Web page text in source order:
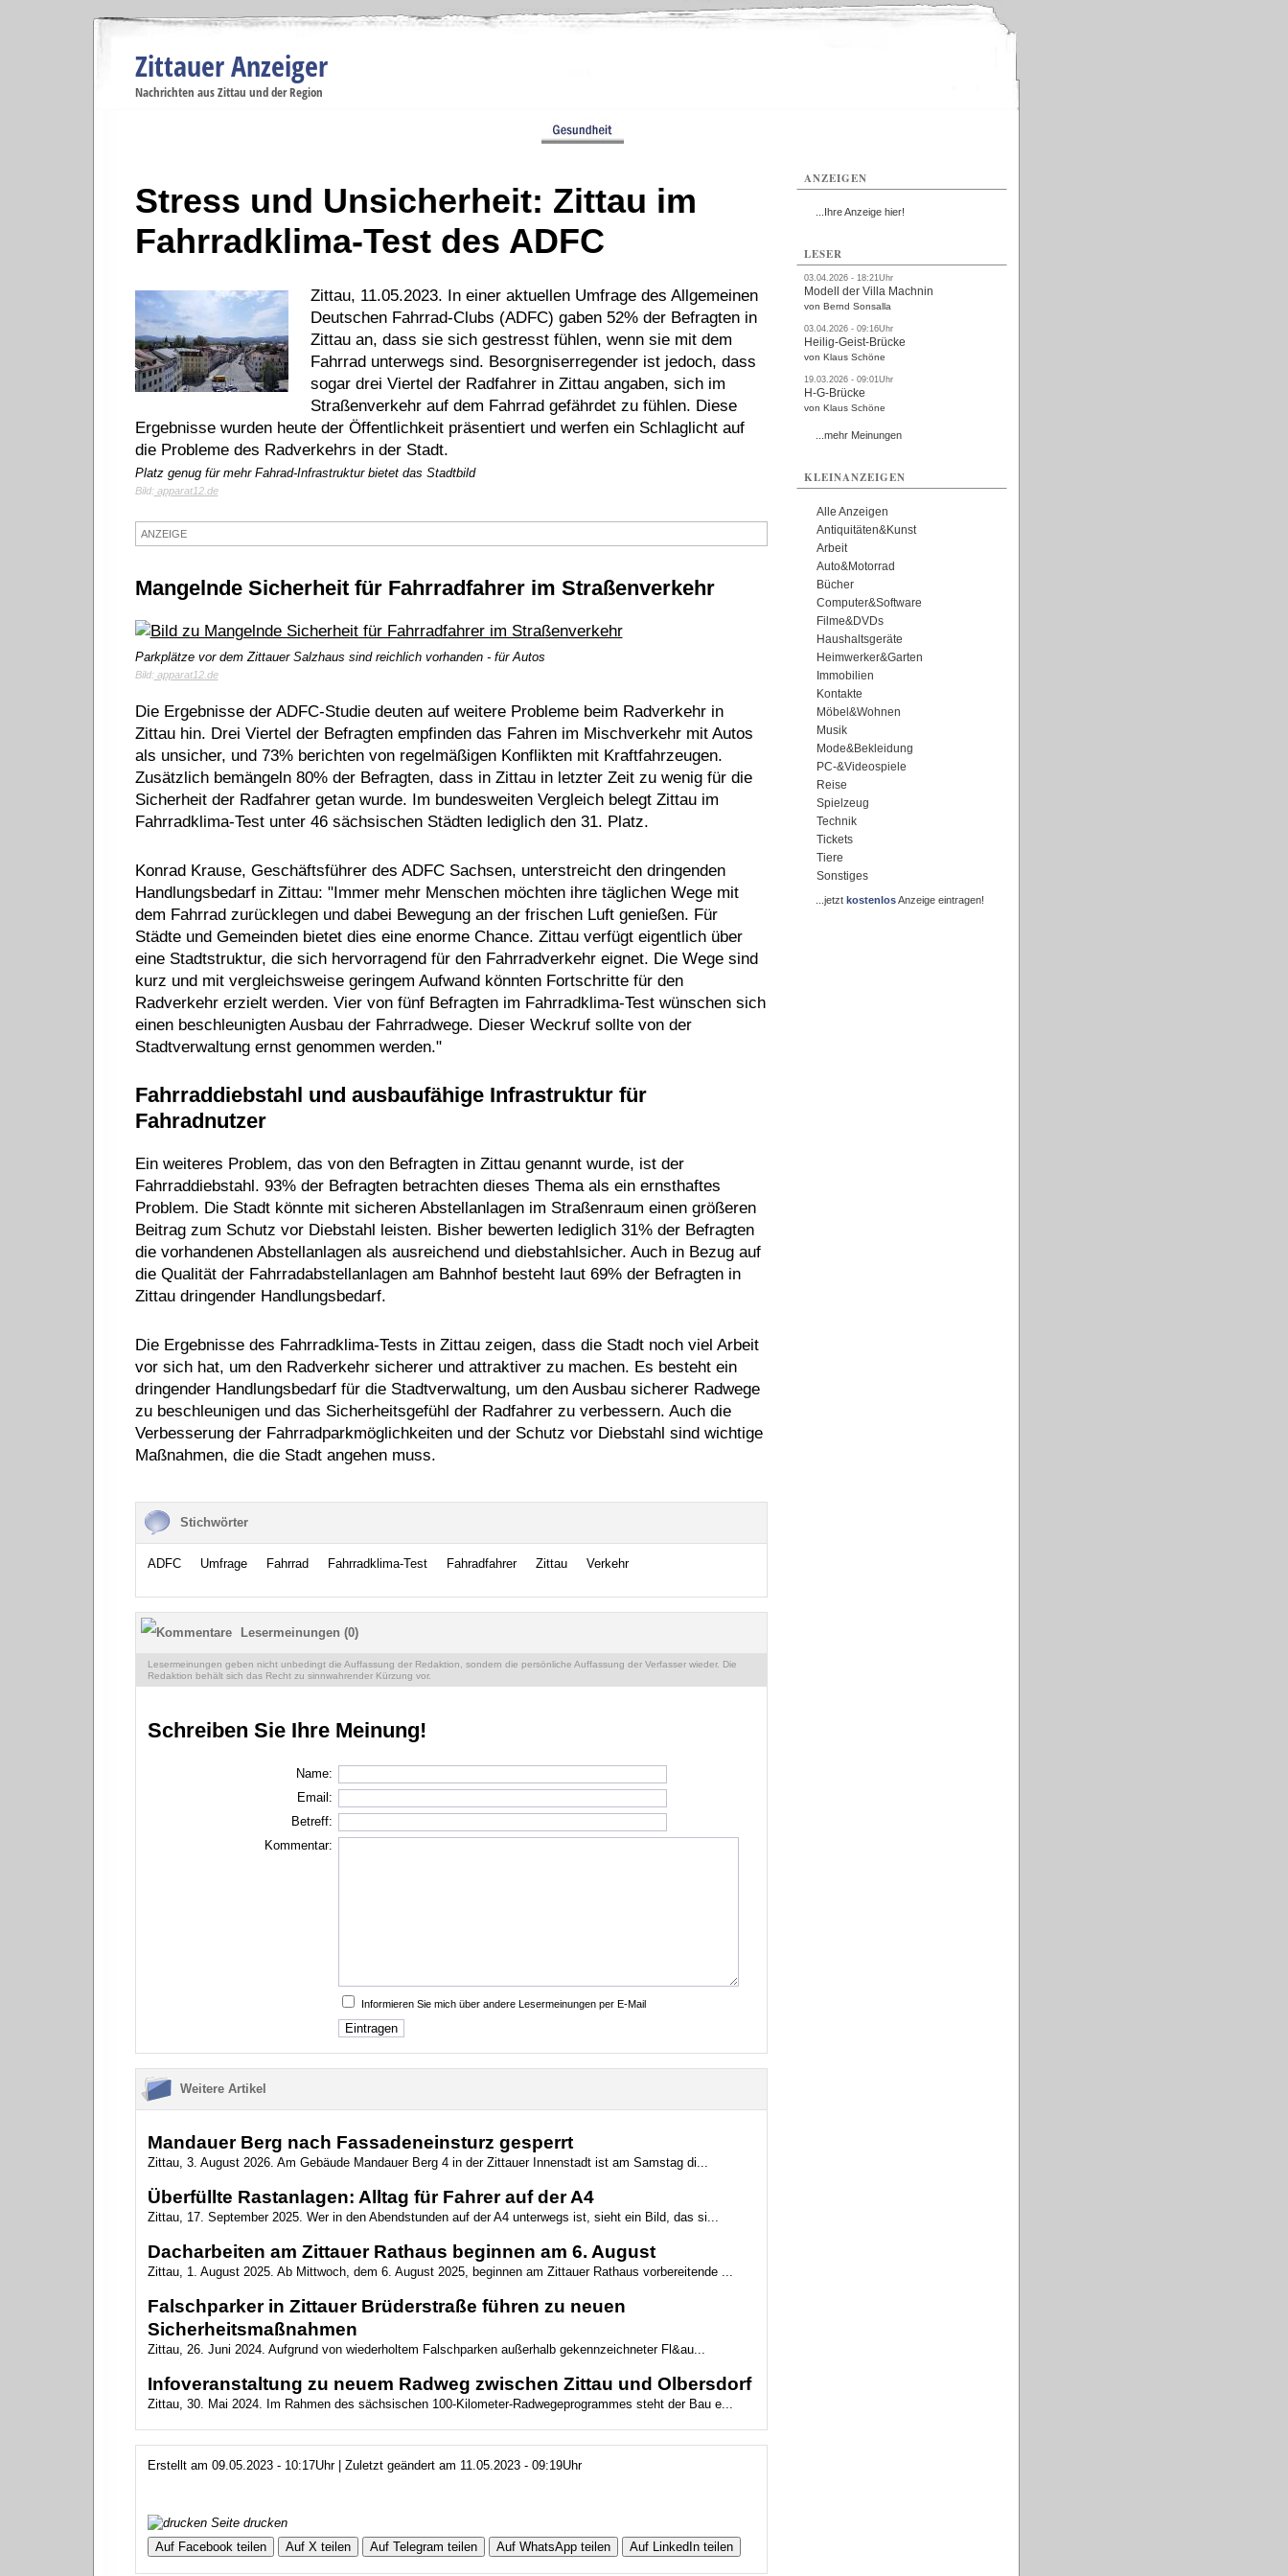
Zittauer Anzeiger
Nachrichten aus Zittau und der Region
Stress und Unsicherheit: Zittau im
Fahrradklima-Test des ADFC
Zittau, 11.05.2023. In einer aktuellen Umfrage des Allgemeinen
Deutschen Fahrrad-Clubs (ADFC) gaben 52% der Befragten in
Zittau an, dass sie sich gestresst fühlen, wenn sie mit dem
Fahrrad unterwegs sind. Besorgniserregender ist jedoch, dass
sogar drei Viertel der Radfahrer in Zittau angaben, sich im
Straßenverkehr auf dem Fahrrad gefährdet zu fühlen. Diese
Ergebnisse wurden heute der Öffentlichkeit präsentiert und werfen ein Schlaglicht auf
die Probleme des Radverkehrs in der Stadt.
Platz genug für mehr Fahrad-Infrastruktur bietet das Stadtbild
Bild:apparat12.de
ANZEIGE
Mangelnde Sicherheit für Fahrradfahrer im Straßenverkehr
Parkplätze vor dem Zittauer Salzhaus sind reichlich vorhanden - für Autos
Bild:apparat12.de
Die Ergebnisse der ADFC-Studie deuten auf weitere Probleme beim Radverkehr in
Zittau hin. Drei Viertel der Befragten empfinden das Fahren im Mischverkehr mit Autos
als unsicher, und 73% berichten von regelmäßigen Konflikten mit Kraftfahrzeugen.
Zusätzlich bemängeln 80% der Befragten, dass in Zittau in letzter Zeit zu wenig für die
Sicherheit der Radfahrer getan wurde. Im bundesweiten Vergleich belegt Zittau im
Fahrradklima-Test unter 46 sächsischen Städten lediglich den 31. Platz.
Konrad Krause, Geschäftsführer des ADFC Sachsen, unterstreicht den dringenden
Handlungsbedarf in Zittau: "Immer mehr Menschen möchten ihre täglichen Wege mit
dem Fahrrad zurücklegen und dabei Bewegung an der frischen Luft genießen. Für
Städte und Gemeinden bietet dies eine enorme Chance. Zittau verfügt eigentlich über
eine Stadtstruktur, die sich hervorragend für den Fahrradverkehr eignet. Die Wege sind
kurz und mit vergleichsweise geringem Aufwand könnten Fortschritte für den
Radverkehr erzielt werden. Vier von fünf Befragten im Fahrradklima-Test wünschen sich
einen beschleunigten Ausbau der Fahrradwege. Dieser Weckruf sollte von der
Stadtverwaltung ernst genommen werden."
Fahrraddiebstahl und ausbaufähige Infrastruktur für
Fahradnutzer
Ein weiteres Problem, das von den Befragten in Zittau genannt wurde, ist der
Fahrraddiebstahl. 93% der Befragten betrachten dieses Thema als ein ernsthaftes
Problem. Die Stadt könnte mit sicheren Abstellanlagen im Straßenraum einen größeren
Beitrag zum Schutz vor Diebstahl leisten. Bisher bewerten lediglich 31% der Befragten
die vorhandenen Abstellanlagen als ausreichend und diebstahlsicher. Auch in Bezug auf
die Qualität der Fahrradabstellanlagen am Bahnhof besteht laut 69% der Befragten in
Zittau dringender Handlungsbedarf.
Die Ergebnisse des Fahrradklima-Tests in Zittau zeigen, dass die Stadt noch viel Arbeit
vor sich hat, um den Radverkehr sicherer und attraktiver zu machen. Es besteht ein
dringender Handlungsbedarf für die Stadtverwaltung, um den Ausbau sicherer Radwege
zu beschleunigen und das Sicherheitsgefühl der Radfahrer zu verbessern. Auch die
Verbesserung der Fahrradparkmöglichkeiten und der Schutz vor Diebstahl sind wichtige
Maßnahmen, die die Stadt angehen muss.
Stichwörter
ADFC Umfrage Fahrrad Fahrradklima-Test Fahradfahrer Zittau Verkehr
Lesermeinungen (0)
Lesermeinungen geben nicht unbedingt die Auffassung der Redaktion, sondern die persönliche Auffassung der Verfasser wieder. Die
Redaktion behält sich das Recht zu sinnwahrender Kürzung vor.
Schreiben Sie Ihre Meinung!
Name:
Email:
Betreff:
Kommentar:
Informieren Sie mich über andere Lesermeinungen per E-Mail
Weitere Artikel
Mandauer Berg nach Fassadeneinsturz gesperrt
Zittau, 3. August 2026. Am Gebäude Mandauer Berg 4 in der Zittauer Innenstadt ist am Samstag di...
Überfüllte Rastanlagen: Alltag für Fahrer auf der A4
Zittau, 17. September 2025. Wer in den Abendstunden auf der A4 unterwegs ist, sieht ein Bild, das si...
Dacharbeiten am Zittauer Rathaus beginnen am 6. August
Zittau, 1. August 2025. Ab Mittwoch, dem 6. August 2025, beginnen am Zittauer Rathaus vorbereitende ...
Falschparker in Zittauer Brüderstraße führen zu neuen
Sicherheitsmaßnahmen
Zittau, 26. Juni 2024. Aufgrund von wiederholtem Falschparken außerhalb gekennzeichneter Fl&au...
Infoveranstaltung zu neuem Radweg zwischen Zittau und Olbersdorf
Zittau, 30. Mai 2024. Im Rahmen des sächsischen 100-Kilometer-Radwegeprogrammes steht der Bau e...
Erstellt am 09.05.2023 - 10:17Uhr | Zuletzt geändert am 11.05.2023 - 09:19Uhr
Seite drucken
Auf Facebook teilen
Auf X teilen Auf Telegram teilen Auf WhatsApp teilen Auf LinkedIn teilen
ANZEIGEN
...Ihre Anzeige hier!
LESER
03.04.2026 - 18:21Uhr
Modell der Villa Machnin
von Bernd Sonsalla
03.04.2026 - 09:16Uhr
Heilig-Geist-Brücke
von Klaus Schöne
19.03.2026 - 09:01Uhr
H-G-Brücke
von Klaus Schöne
...mehr Meinungen
KLEINANZEIGEN
Alle Anzeigen
Antiquitäten&Kunst
Arbeit
Auto&Motorrad
Bücher
Computer&Software
Filme&DVDs
Haushaltsgeräte
Heimwerker&Garten
Immobilien
Kontakte
Möbel&Wohnen
Musik
Mode&Bekleidung
PC-&Videospiele
Reise
Spielzeug
Technik
Tickets
Tiere
Sonstiges
...jetzt kostenlosAnzeige eintragen!